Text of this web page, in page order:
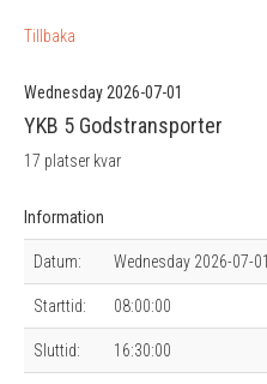
Tillbaka
Wednesday 2026-07-01
YKB 5 Godstransporter
17 platser kvar
Information
Datum: Wednesday 2026-07-01
Starttid: 08:00:00
Sluttid: 16:30:00